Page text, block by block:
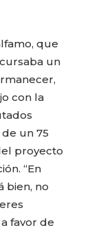
que
un
con la
un 75
proyecto
“En
bien, no
favor de